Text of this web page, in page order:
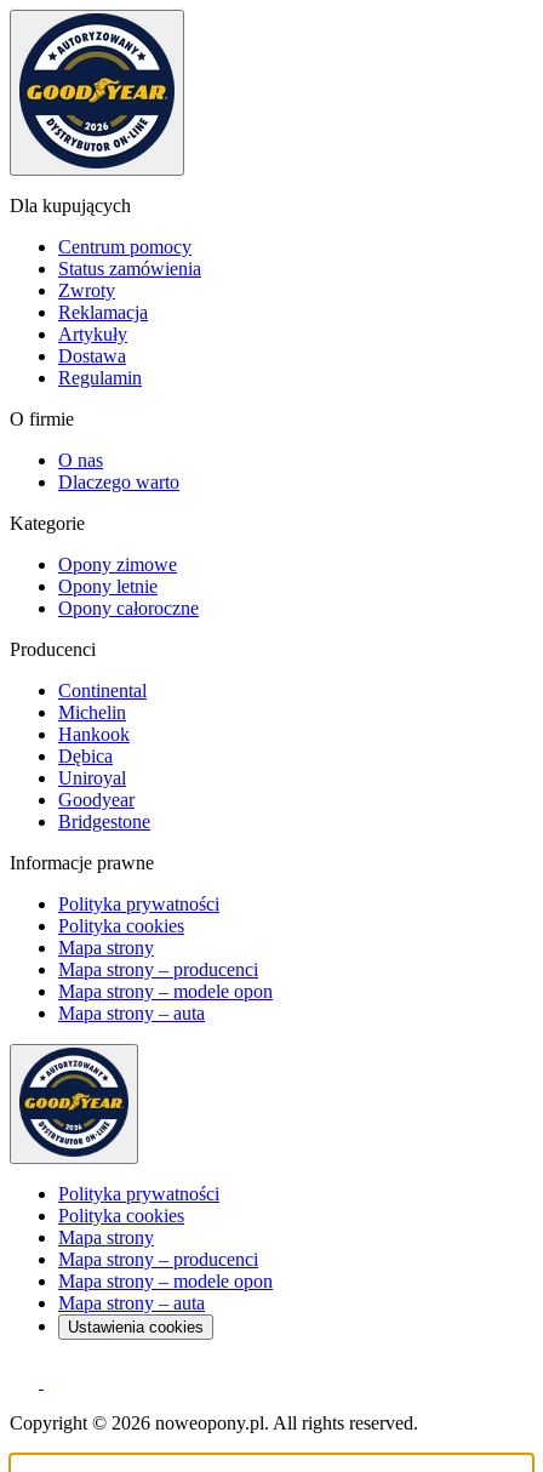
Dla kupujących
Centrum pomocy
Status zamówienia
Zwroty
Reklamacja
Artykuły
Dostawa
Regulamin
O firmie
O nas
Dlaczego warto
Kategorie
Opony zimowe
Opony letnie
Opony całoroczne
Producenci
Continental
Michelin
Hankook
Dębica
Uniroyal
Goodyear
Bridgestone
Informacje prawne
Polityka prywatności
Polityka cookies
Mapa strony
Mapa strony – producenci
Mapa strony – modele opon
Mapa strony – auta
Polityka prywatności
Polityka cookies
Mapa strony
Mapa strony – producenci
Mapa strony – modele opon
Mapa strony – auta
Ustawienia cookies
Copyright © 2026 noweopony.pl. All rights reserved.